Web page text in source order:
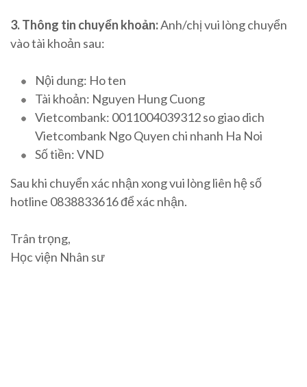
3. Thông tin chuyển khoản:Anh/chị vui lòng chuyển
vào tài khoản sau:
Nội dung: Ho ten
Tài khoản: Nguyen Hung Cuong
Vietcombank: 0011004039312 so giao dich
Vietcombank Ngo Quyen chi nhanh Ha Noi
Số tiền: VND
Sau khi chuyển xác nhận xong vui lòng liên hệ số
hotline 0838833616 để xác nhận.
Trân trọng,
Học viện Nhân sư